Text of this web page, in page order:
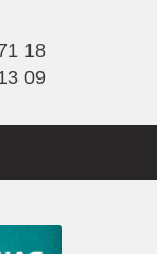
18
09